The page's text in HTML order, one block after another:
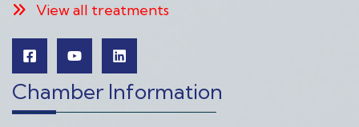
View all treatments
Chamber Information